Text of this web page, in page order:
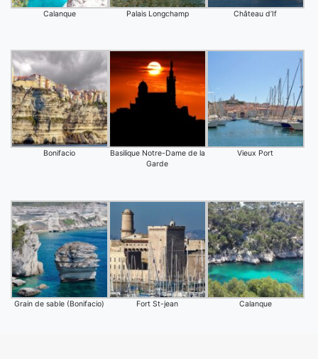
Calanque Palais Longchamp Château d’If
Bonifacio
Basilique Notre-Dame de la
Garde
Vieux Port
Grain de sable (Bonifacio) Fort St-jean Calanque